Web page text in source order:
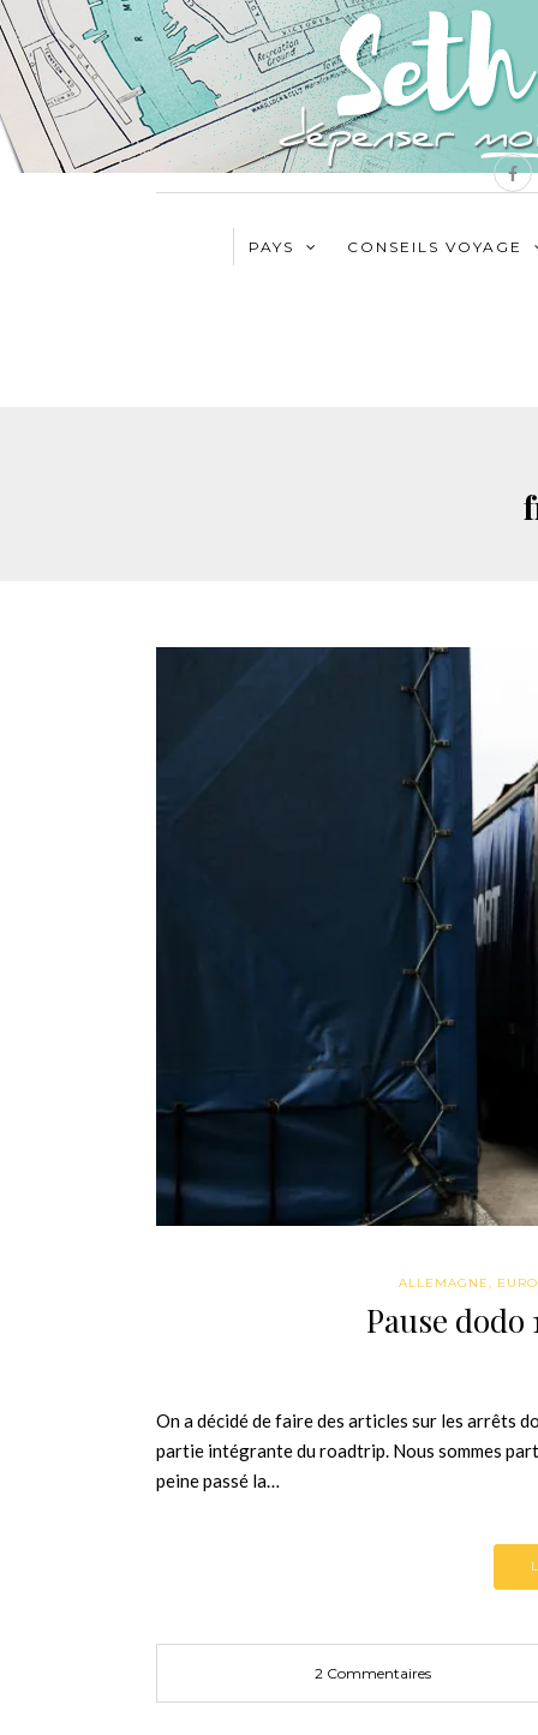
PAYS CONSEILS VOYAGE
ALLEMAGNE,
Pause
On a décidé de faire des articles sur les arrêts
partie intégrante du roadtrip. Nous sommes
peine passé la…
2 Commentaires